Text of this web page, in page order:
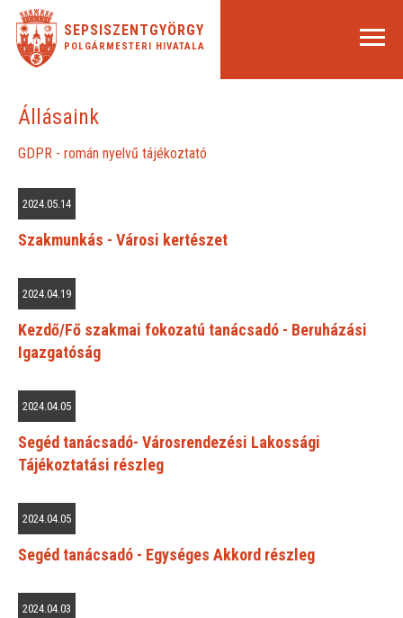
SEPSISZENTGYÖRGY
POLGÁRMESTERI HIVATALA
Állásaink
GDPR - román nyelvű tájékoztató
2024.05.14
Szakmunkás - Városi kertészet
2024.04.19
Kezdő/Fő szakmai fokozatú tanácsadó - Beruházási
Igazgatóság
2024.04.05
Segéd tanácsadó- Városrendezési Lakossági
Tájékoztatási részleg
2024.04.05
Segéd tanácsadó - Egységes Akkord részleg
2024.04.03